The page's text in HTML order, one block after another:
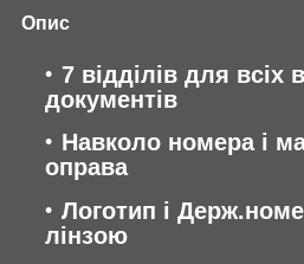
Опис
7 відділів для всіх
документів
Навколо номера і
оправа
Логотип і
лінзою